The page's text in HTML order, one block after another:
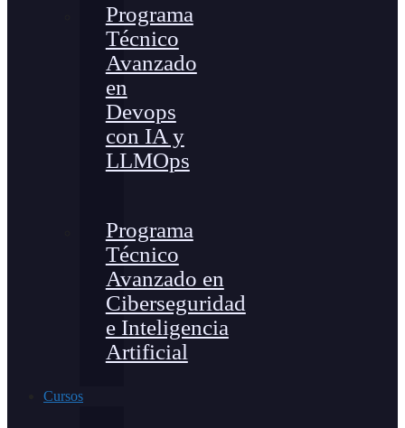
Programa
Técnico
Avanzado
en
Devops
con IA y
LLMOps
Programa
Técnico
Avanzado en
Ciberseguridad
e Inteligencia
Artificial
Cursos